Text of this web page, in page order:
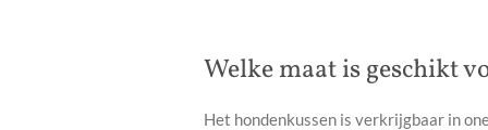
Welke maat is geschikt
Het hondenkussen is verkrijgbaar in